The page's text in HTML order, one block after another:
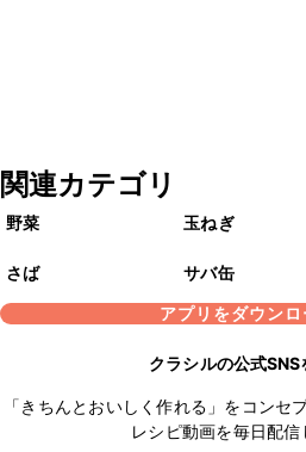
関連カテゴリ
野菜 玉ねぎ
さば
サバ缶
アプリをダウンロ
クラシルの公式SNS
「きちんとおいしく作れる」をコンセ
レシピ動画を毎日配信